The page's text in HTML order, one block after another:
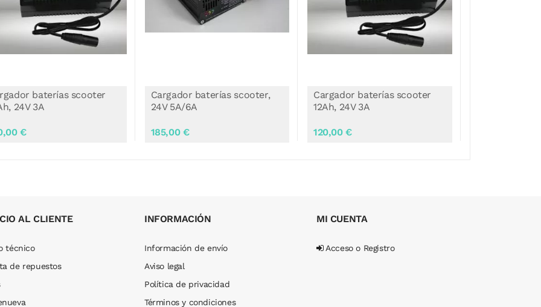
baterías scooter,
5A/6A
€
Cargador baterías scooter
12Ah, 24V 3A
120,00 €
Cargador baterías scooter,
24V 5A/6A
185,00 €
AL CLIENTE
técnico
de repuestos
INFORMACIÓN
Información de envío
Aviso legal
Política de privacidad
Términos y condiciones
MI CUENTA
Acceso o Registro